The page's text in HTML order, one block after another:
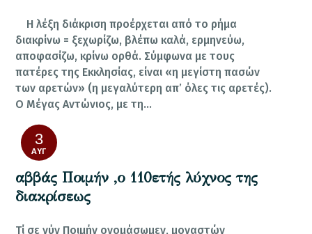
Η λέξη διάκριση προέρχεται από το ρήμα
διακρίνω = ξεχωρίζω, βλέπω καλά, ερμηνεύω,
αποφασίζω, κρίνω ορθά. Σύμφωνα με τους
πατέρες της Εκκλησίας, είναι «η μεγίστη πασών
των αρετών» (η μεγαλύτερη απ’ όλες τις αρετές).
Ο Μέγας Αντώνιος, με τη…
3
ΑΥΓ
αββάς Ποιμήν ,ο 110ετής λύχνος της
διακρίσεως
Τί σε νύν Ποιμήν ονομάσωμεν, μοναστών